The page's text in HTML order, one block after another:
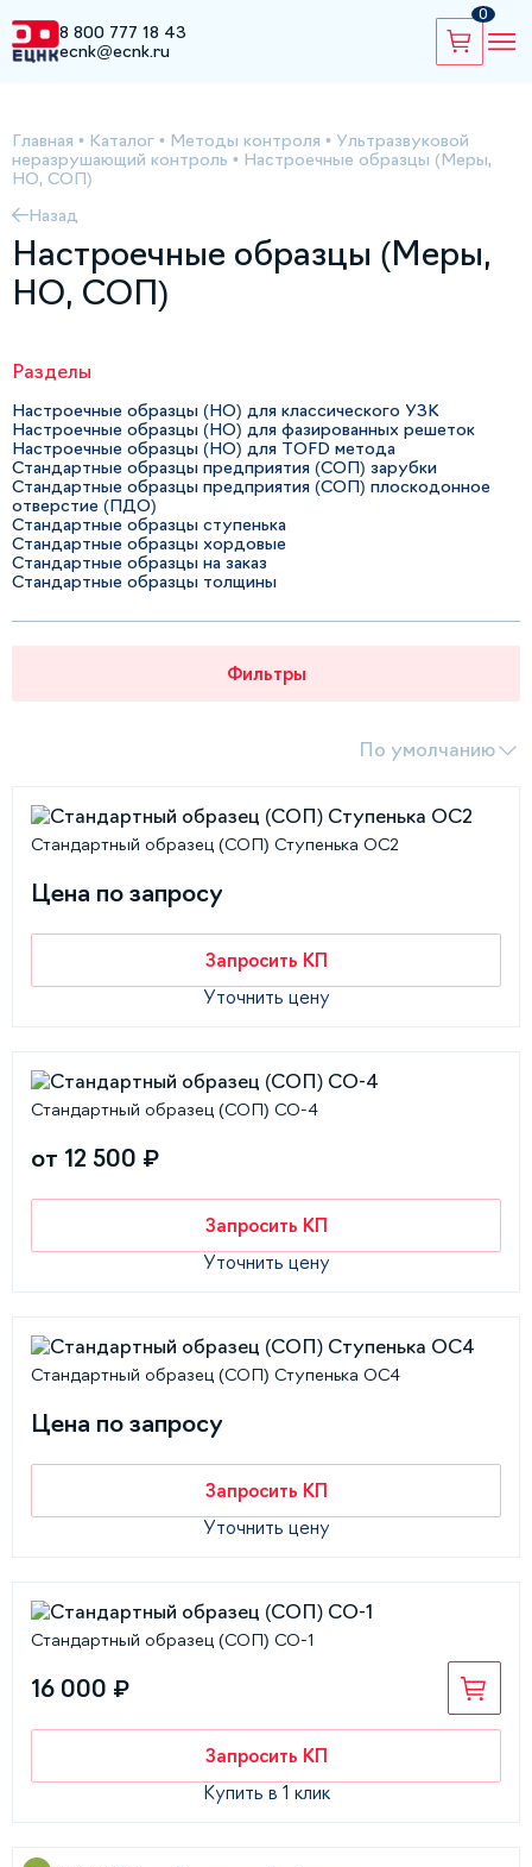
8 800 777 18 43
ecnk@ecnk.ru
0
Главная • Каталог • Методы контроля • Ультразвуковой
неразрушающий контроль • Настроечные образцы (Меры,
НО, СОП)
Назад
Настроечные образцы (Меры,
НО, СОП)
Разделы
Настроечные образцы (НО) для классического УЗК
Настроечные образцы (НО) для фазированных решеток
Настроечные образцы (НО) для TOFD метода
Стандартные образцы предприятия (СОП) зарубки
Стандартные образцы предприятия (СОП) плоскодонное
отверстие (ПДО)
Стандартные образцы ступенька
Стандартные образцы хордовые
Стандартные образцы на заказ
Стандартные образцы толщины
Фильтры
По умолчанию
Стандартный образец (СОП) Ступенька ОС2
Цена по запросу
Запросить КП
Уточнить цену
Стандартный образец (СОП) СО-4
от 12 500 ₽
Запросить КП
Уточнить цену
Стандартный образец (СОП) Ступенька ОС4
Цена по запросу
Запросить КП
Уточнить цену
Стандартный образец (СОП) СО-1
16 000 ₽
Запросить КП
Купить в 1 клик